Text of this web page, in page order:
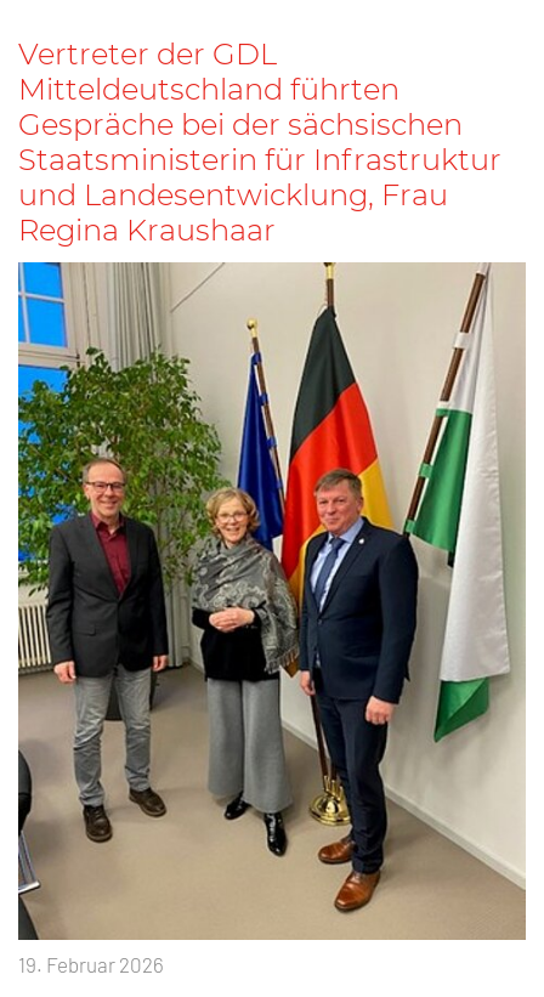
Vertreter der GDL
Mitteldeutschland führten
Gespräche bei der sächsischen
Staatsministerin für Infrastruktur
und Landesentwicklung, Frau
Regina Kraushaar
19. Februar 2026